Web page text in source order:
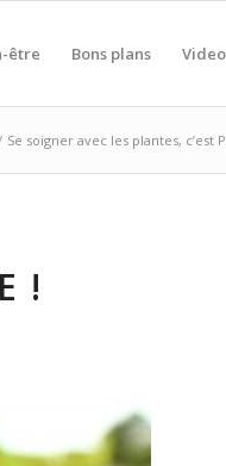
être Bons plans Video
Se soigner avec les plantes, c’est
!